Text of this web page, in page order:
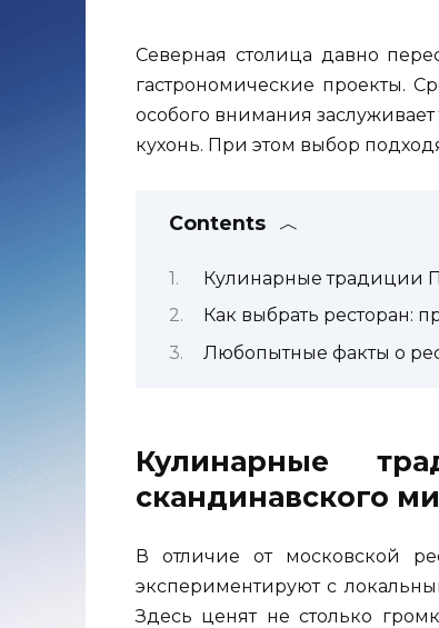
Северная столица давно
гастрономические проекты.
особого внимания заслуживает
кухонь. При этом выбор
Contents
Кулинарные традиции
Как выбрать ресторан:
Любопытные факты о
Кулинарные
скандинавского
В отличие от московской
экспериментируют с
Здесь ценят не столько